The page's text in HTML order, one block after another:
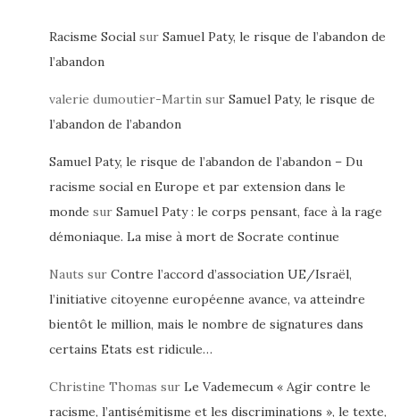
Racisme Social sur Samuel Paty, le risque de l’abandon de
l’abandon
valerie dumoutier-Martin sur Samuel Paty, le risque de
l’abandon de l’abandon
Samuel Paty, le risque de l’abandon de l’abandon – Du
racisme social en Europe et par extension dans le
monde sur Samuel Paty : le corps pensant, face à la rage
démoniaque. La mise à mort de Socrate continue
Nauts sur Contre l’accord d’association UE/Israël,
l’initiative citoyenne européenne avance, va atteindre
bientôt le million, mais le nombre de signatures dans
certains Etats est ridicule…
Christine Thomas sur Le Vademecum « Agir contre le
racisme, l’antisémitisme et les discriminations », le texte,